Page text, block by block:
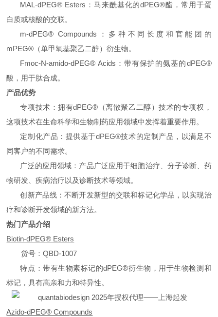
MAL-dPEG® Esters：马来酰基化的dPEG®酯，常用于蛋
白质或核酸的交联。
m-dPEG® Compounds：多种不同长度和官能团的
mPEG®（单甲氧基聚乙二醇）衍生物。
Fmoc-N-amido-dPEG® Acids：带有保护的氨基的dPEG®
酸，用于肽合成。
产品优势
专项技术：拥有dPEG®（离散聚乙二醇）技术的专项权，
这项技术在生命科学和生物制药应用领域中发挥着重要作用。
定制化产品：提供基于dPEG®技术的定制产品，以满足不
同客户的不同需求。
广泛的应用领域：产品广泛应用于细胞治疗、分子诊断、药
物研发、疾病治疗以及诊断技术等领域。
创新产品线：不断开发新型的交联和标记化学品，以实现治
疗和诊断开发领域的新方法。
热门产品介绍
Biotin-dPEG® Esters
货号：QBD-1007
特点：带有生物素标记的dPEG®衍生物，用于生物检测和
标记，具有高亲和力和特异性。
Azido-dPEG® Compounds